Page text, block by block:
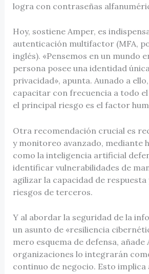
logra con contraseñas
Hoy, sostiene Amper, es
autenticación multifactor (MFA,
inglés). «Pensemos en un mundo
persona posee una identidad
privacidad», apunta. Aunado a
capacitar con frecuencia a todo
el principal riesgo es el factor
Otra recomendación crucial es
y monitoreo avanzado, mediante
como la inteligencia artificial
identificar vulnerabilidades de
agilizar la capacidad de
riesgos de terceros.
Y al abordar la seguridad de la
un asunto de «resiliencia
mero esquema de defensa, añade
organizaciones lo integrarán
continuo de negocio. Esto implica